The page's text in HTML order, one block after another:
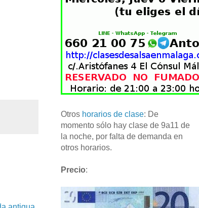
Otros horarios de clase: De
momento sólo hay clase de 9a11 de
la noche, por falta de demanda en
otros horarios.
Precio: